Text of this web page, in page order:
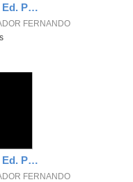
Vídeo festival de navidad Ed. Primaria 4ºA y 4ºB Segunda parte.
FERNANDO
Vídeo festival de navidad Ed. Primaria 4ºA y 4ºB Primera parte.
FERNANDO